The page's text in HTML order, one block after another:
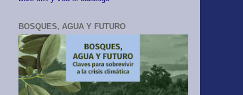
BOSQUES, AGUA Y FUTURO